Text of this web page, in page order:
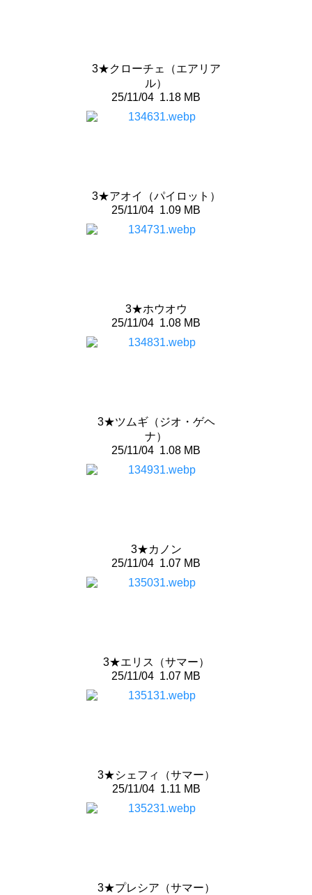
3★クローチェ（エアリア
ル）
25/11/04 1.18 MB
3★アオイ（パイロット）
25/11/04 1.09 MB
3★ホウオウ
25/11/04 1.08 MB
3★ツムギ（ジオ・ゲヘ
ナ）
25/11/04 1.08 MB
3★カノン
25/11/04 1.07 MB
3★エリス（サマー）
25/11/04 1.07 MB
3★シェフィ（サマー）
25/11/041.11 MB
3★プレシア（サマー）